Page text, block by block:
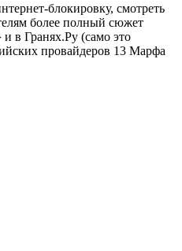
блокировку, смотреть
более полный сюжет
в Гранях.Ру (само это
провайдеров 13 Марфа